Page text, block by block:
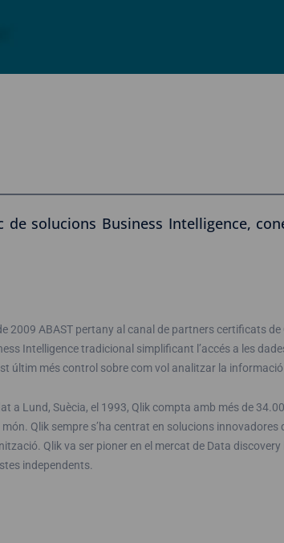
solucions Business Intelligence,
2009 ABAST pertany al canal de partners certificats
Intelligence tradicional simplificant l’accés a les
últim més control sobre com vol analitzar la
a Lund, Suècia, el 1993, Qlik compta amb més de
Qlik sempre s’ha centrat en solucions
Qlik va ser pioner en el mercat de Data
independents.